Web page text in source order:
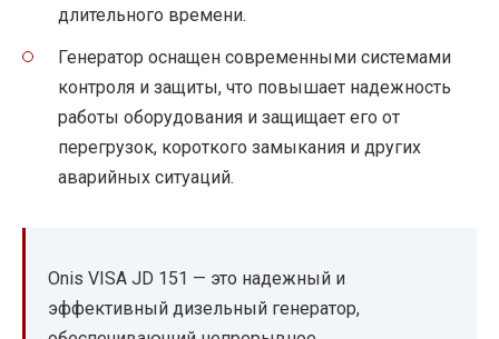
длительного времени.
Генератор оснащен современными системами
контроля и защиты, что повышает надежность
работы оборудования и защищает его от
перегрузок, короткого замыкания и других
аварийных ситуаций.
Onis VISA JD 151 — это надежный и
эффективный дизельный генератор,